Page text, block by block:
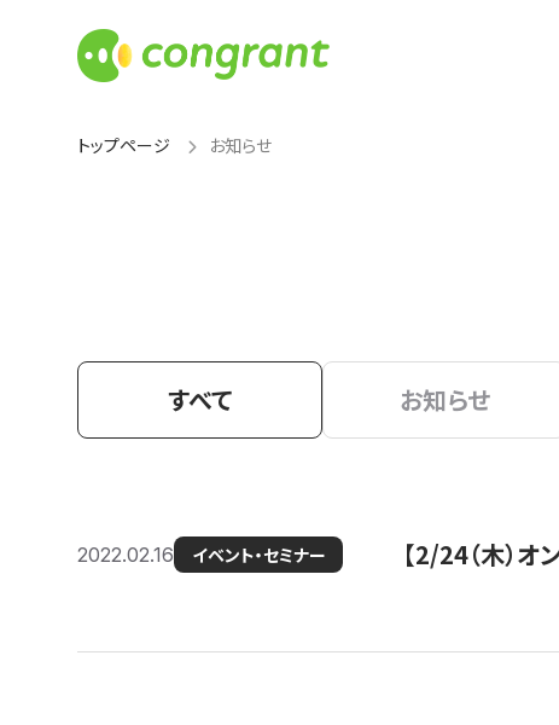
トップページ お知らせ
すべて お知らせ
2022.02.16 イベント・セミナー 【2/24（木）